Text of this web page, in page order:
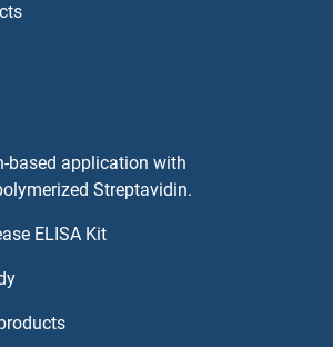
Kits
based application with
Streptavidin.
ELISA Kit